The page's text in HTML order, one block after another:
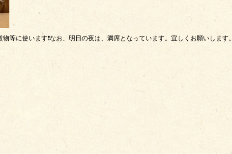
等に使います❗なお、明日の夜は、満席となっています。宜しくお願いします。